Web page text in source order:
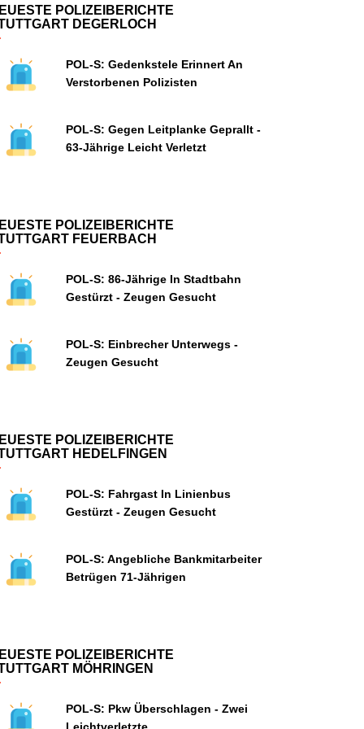
POLIZEIBERICHTE
DEGERLOCH
POL-S: Gedenkstele Erinnert An
Verstorbenen Polizisten
POL-S: Gegen Leitplanke Geprallt -
63-Jährige Leicht Verletzt
POLIZEIBERICHTE
FEUERBACH
POL-S: 86-Jährige In Stadtbahn
Gestürzt - Zeugen Gesucht
POL-S: Einbrecher Unterwegs -
Zeugen Gesucht
POLIZEIBERICHTE
HEDELFINGEN
POL-S: Fahrgast In Linienbus
Gestürzt - Zeugen Gesucht
POL-S: Angebliche Bankmitarbeiter
Betrügen 71-Jährigen
POLIZEIBERICHTE
MÖHRINGEN
POL-S: Pkw Überschlagen - Zwei